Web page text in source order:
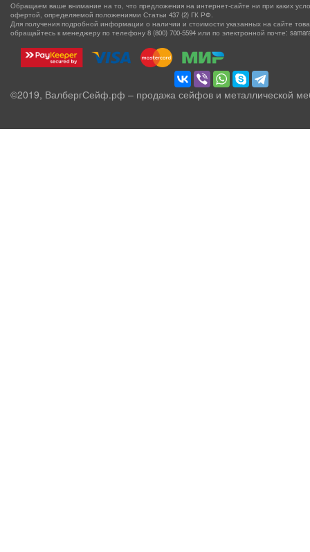
Обращаем ваше внимание на то, что предложения на интернет-сайте ни при каких
офертой, определяемой положениями Статьи 437 (2) ГК РФ.
Для получения подробной информации о наличии и стоимости указанных на сайте
обращайтесь к менеджеру по телефону 8 (800) 700-5594 или по электронной почте:
©2019, ВалбергСейф.рф – продажа сейфов и металлической